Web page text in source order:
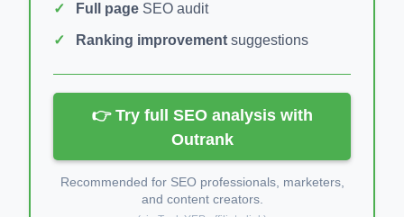
Full page SEO audit
Ranking improvement suggestions
👉 Try full SEO analysis with
Outrank
Recommended for SEO professionals, marketers,
and content creators.